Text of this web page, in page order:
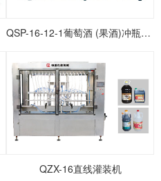
QSP-16-12-1葡萄酒 (果酒)冲瓶灌装打塞联体机
QZX-16直线灌装机